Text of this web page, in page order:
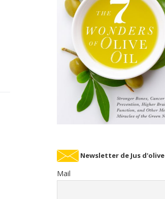
Newsletter de Jus d'olive
Mail